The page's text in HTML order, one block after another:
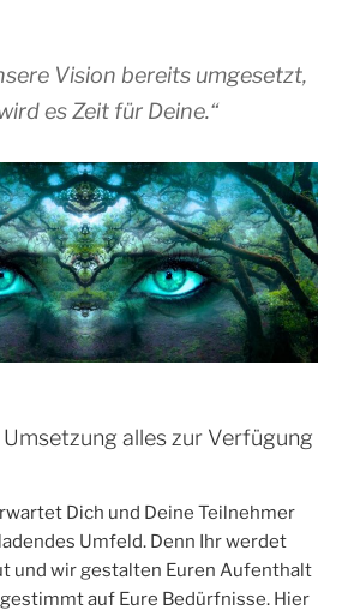
Vision bereits umgesetzt,
es Zeit für Deine.“
alles zur Verfügung
Dich und Deine Teilnehmer
Umfeld. Denn Ihr werdet
und wir gestalten Euren Aufenthalt
auf Eure Bedürfnisse. Hier